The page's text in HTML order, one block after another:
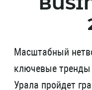
Масштабный
ключевые тренды
Урала пройдет